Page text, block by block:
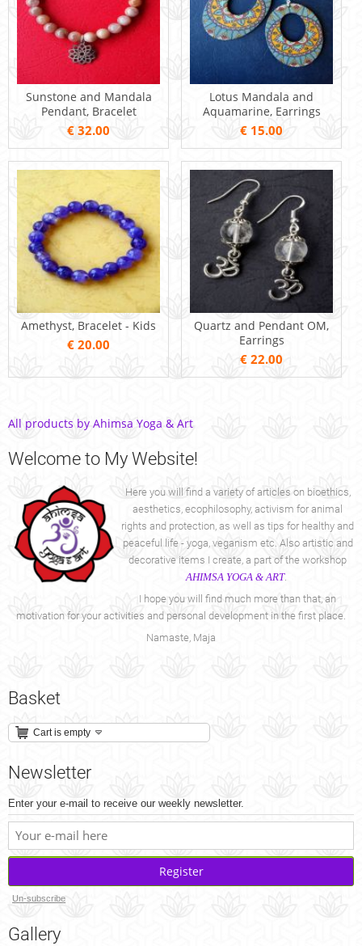
Sunstone and Mandala
Pendant, Bracelet
€ 32.00
Lotus Mandala and
Aquamarine, Earrings
€ 15.00
Amethyst, Bracelet - Kids
€ 20.00
Quartz and Pendant OM,
Earrings
€ 22.00
All products by Ahimsa Yoga & Art
Welcome to My Website!
Here you will find a variety of articles on bioethics,
aesthetics, ecophilosophy, activism for animal
rights and protection, as well as tips for healthy and
peaceful life - yoga, veganism etc. Also artistic and
decorative items I create, a part of the workshop
AHIMSA YOGA & ART.
I hope you will find much more than that, an
motivation for your activities and personal development in the first place.
Namaste, Maja
Basket
Cart is empty
Newsletter
Enter your e-mail to receive our weekly newsletter.
Register
Un-subscribe
Gallery